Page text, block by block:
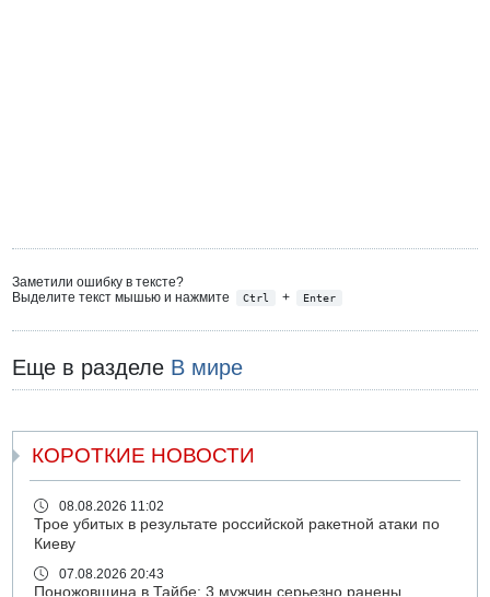
Заметили ошибку в тексте?
Выделите текст мышью и нажмите
Ctrl + Enter
Еще в разделе В мире
КОРОТКИЕ НОВОСТИ
08.08.2026 11:02
Трое убитых в результате российской ракетной атаки по
Киеву
07.08.2026 20:43
Поножовщина в Тайбе: 3 мужчин серьезно ранены